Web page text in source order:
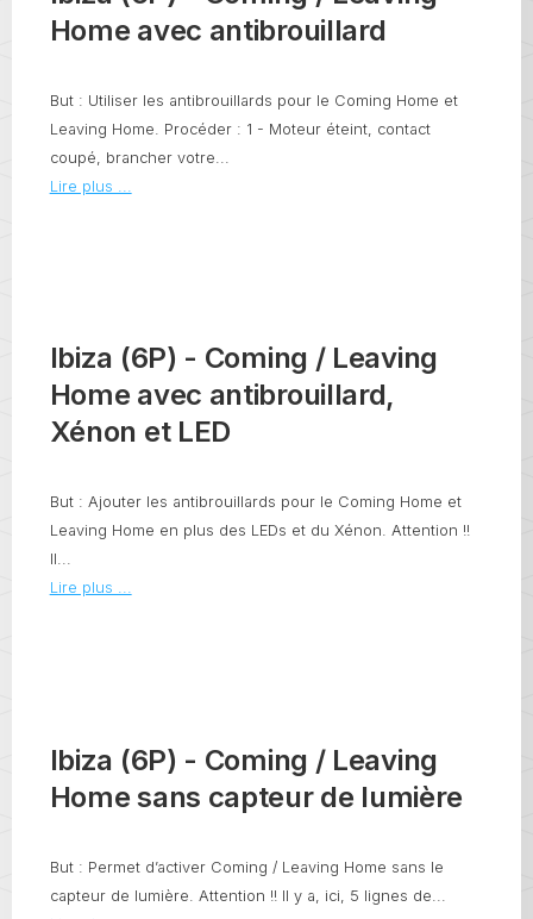
Home avec antibrouillard
But : Utiliser les antibrouillards pour le Coming Home et
Leaving Home. Procéder : 1 - Moteur éteint, contact
coupé, brancher votre...
Lire plus ...
Ibiza (6P) - Coming / Leaving
Home avec antibrouillard,
Xénon et LED
But : Ajouter les antibrouillards pour le Coming Home et
Leaving Home en plus des LEDs et du Xénon. Attention !!
Il...
Lire plus ...
Ibiza (6P) - Coming / Leaving
Home sans capteur de lumière
But : Permet d’activer Coming / Leaving Home sans le
capteur de lumière. Attention !! Il y a, ici, 5 lignes de...